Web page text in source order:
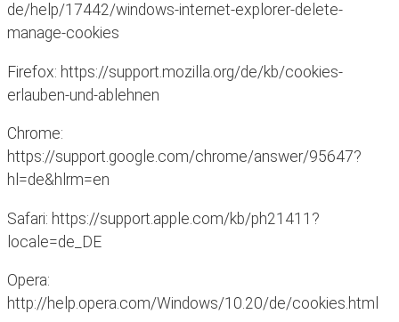
de/help/17442/windows-internet-explorer-delete-
manage-cookies
Firefox: https://support.mozilla.org/de/kb/cookies-
erlauben-und-ablehnen
Chrome:
https://support.google.com/chrome/answer/95647?
hl=de&hlrm=en
Safari: https://support.apple.com/kb/ph21411?
locale=de_DE
Opera:
http://help.opera.com/Windows/10.20/de/cookies.html